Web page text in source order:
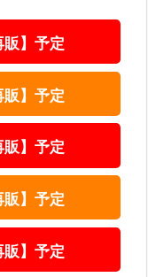
】予定
】予定
】予定
】予定
】予定